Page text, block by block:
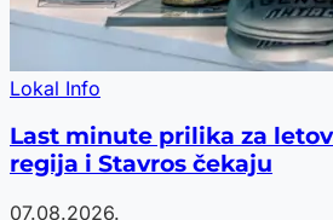
Lokal Info
Last minute prilika za
regija i Stavros čekaju
07.08.2026.